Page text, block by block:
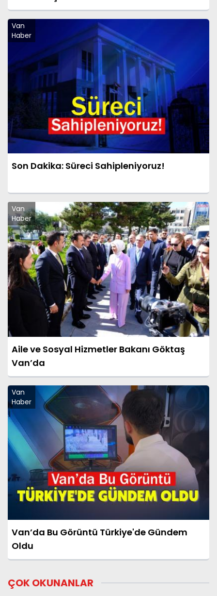
Van
Haber
Son Dakika: Süreci Sahipleniyoruz!
Van
Haber
Aile ve Sosyal Hizmetler Bakanı Göktaş
Van’da
Van
Haber
Van’da Bu Görüntü Türkiye'de Gündem
Oldu
ÇOK OKUNANLAR